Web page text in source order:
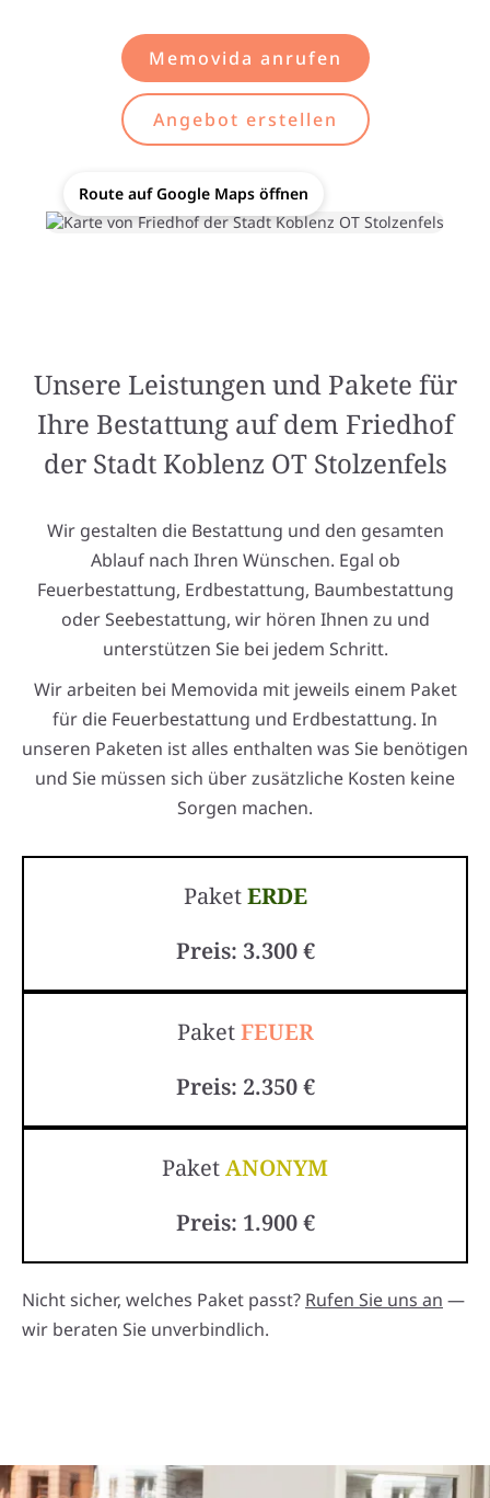
Memovida anrufen
Angebot erstellen
Route auf Google Maps öffnen
Unsere Leistungen und Pakete für
Ihre Bestattung auf dem Friedhof
der Stadt Koblenz OT Stolzenfels
Wir gestalten die Bestattung und den gesamten
Ablauf nach Ihren Wünschen. Egal ob
Feuerbestattung, Erdbestattung, Baumbestattung
oder Seebestattung, wir hören Ihnen zu und
unterstützen Sie bei jedem Schritt.
Wir arbeiten bei Memovida mit jeweils einem Paket
für die Feuerbestattung und Erdbestattung. In
unseren Paketen ist alles enthalten was Sie benötigen
und Sie müssen sich über zusätzliche Kosten keine
Sorgen machen.
PaketERDE
Preis: 3.300 €
PaketFEUER
Preis: 2.350 €
PaketANONYM
Preis: 1.900 €
Nicht sicher, welches Paket passt? Rufen Sie uns an —
wir beraten Sie unverbindlich.